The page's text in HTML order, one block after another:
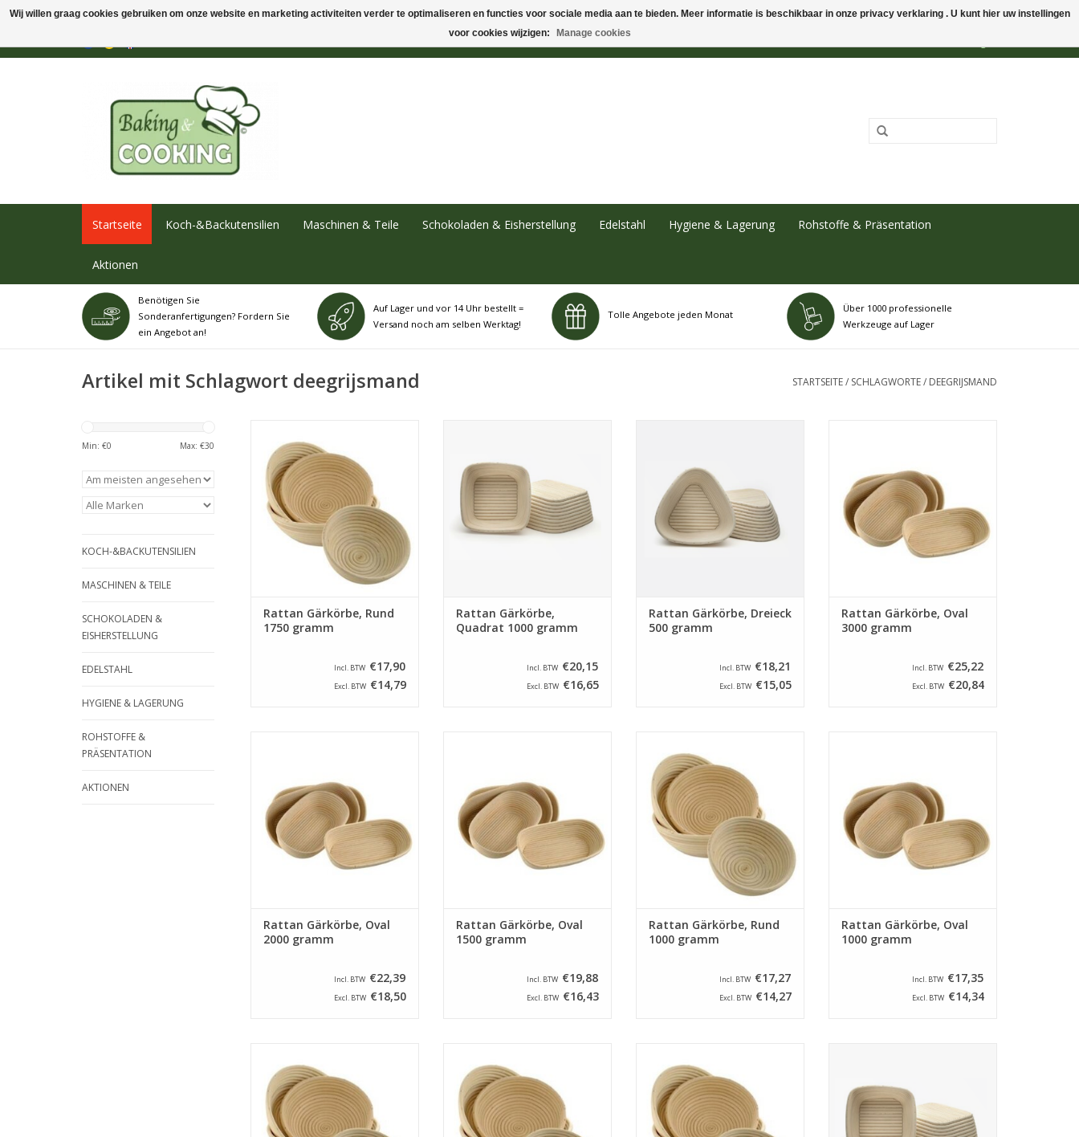
Startseite Koch-&Backutensilien Maschinen & Teile Schokoladen & Eisherstellung Edelstahl Hygiene & Lagerung Rohstoffe & Präsentation
Aktionen
Benötigen Sie
Sonderanfertigungen? Fordern Sie
ein Angebot an!
Auf Lager und vor 14 Uhr bestellt =
Versand noch am selben Werktag!
Tolle Angebote jeden Monat
Über 1000 professionelle
Werkzeuge auf Lager
Artikel mit Schlagwort deegrijsmand STARTSEITE/ SCHLAGWORTE/ DEEGRIJSMAND
Min: €0 Max: €30
KOCH-&BACKUTENSILIEN
MASCHINEN & TEILE
SCHOKOLADEN &
EISHERSTELLUNG
EDELSTAHL
HYGIENE & LAGERUNG
ROHSTOFFE &
PRÄSENTATION
AKTIONEN
ein durchmesser von 260 mm
und ein Inhalt von 1750 gramm.
ZUM WARENKORB HINZUFÜGEN
Rattan Gärkörbe, Rund
1750 gramm
Incl. BTW €17,90
Excl. BTW €14,79
mm und ein Inhalt von 1000
gramm.
ZUM WARENKORB HINZUFÜGEN
Rattan Gärkörbe,
Quadrat 1000 gramm
Incl. BTW €20,15
Excl. BTW €16,65
gramm.
ZUM WARENKORB HINZUFÜGEN
Rattan Gärkörbe, Dreieck
500 gramm
Incl. BTW €18,21
Excl. BTW €15,05
gramm.
ZUM WARENKORB HINZUFÜGEN
Rattan Gärkörbe, Oval
3000 gramm
Incl. BTW €25,22
Excl. BTW €20,84
gramm.
ZUM WARENKORB HINZUFÜGEN
Rattan Gärkörbe, Oval
2000 gramm
Incl. BTW €22,39
Excl. BTW €18,50
gramm.
ZUM WARENKORB HINZUFÜGEN
Rattan Gärkörbe, Oval
1500 gramm
Incl. BTW €19,88
Excl. BTW €16,43
ein durchmesser von 220 mm
und ein Inhalt von 1000 gramm.
Tipp: Leg unten ein Haarnetz
sodass die korbe nicht nass wird.
ZUM WARENKORB HINZUFÜGEN
Rattan Gärkörbe, Rund
1000 gramm
Incl. BTW €17,27
Excl. BTW €14,27
gramm. Tipp: Leg unten ein
Haarnetz sodass die korbe nicht
nass wird.
ZUM WARENKORB HINZUFÜGEN
Rattan Gärkörbe, Oval
1000 gramm
Incl. BTW €17,35
Excl. BTW €14,34
ein durchmesser von 280 mm
und ein Inhalt von 2000 gramm.
ZUM WARENKORB HINZUFÜGEN
ein durchmesser von 240 mm
und ein Inhalt von 1250 gramm.
Tipp: Leg unten ein Haarnetz
sodass die korbe nicht nass wird.
ein durchmesser von 180 mm
und ein Inhalt von 500 gramm.
Tipp: Leg unten ein Haarnetz
sodass die korbe nicht nass wird.
mm und ein Inhalt von 350
gramm.
ZUM WARENKORB HINZUFÜGEN
Wij willen graag cookies gebruiken om onze website en marketing activiteiten verder te optimaliseren en functies voor sociale media aan te bieden. Meer informatie is beschikbaar in onze privacy verklaring . U kunt hier uw instellingen
voor cookies wijzigen:
Manage cookies